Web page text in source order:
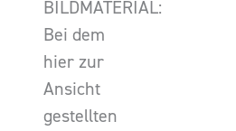
BILDMATERIAL:
Bei dem
hier zur
Ansicht
gestellten